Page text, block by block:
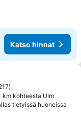
Katso hinnat
km kohteesta Ulm
tietyissä huoneissa